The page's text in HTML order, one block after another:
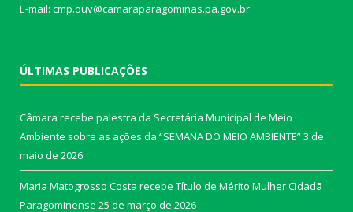
E-mail: cmp.ouv@camaraparagominas.pa.gov.br
ÚLTIMAS PUBLICAÇÕES
Câmara recebe palestra da Secretária Municipal de Meio
Ambiente sobre as ações da “SEMANA DO MEIO AMBIENTE”3 de
maio de 2026
Maria Matogrosso Costa recebe Título de Mérito Mulher Cidadã
Paragominense 25 de março de 2026